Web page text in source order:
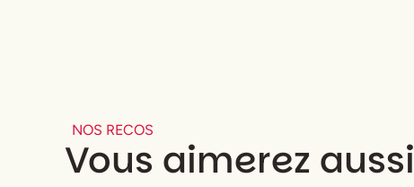
NOS RECOS
Vous aimerez aussi